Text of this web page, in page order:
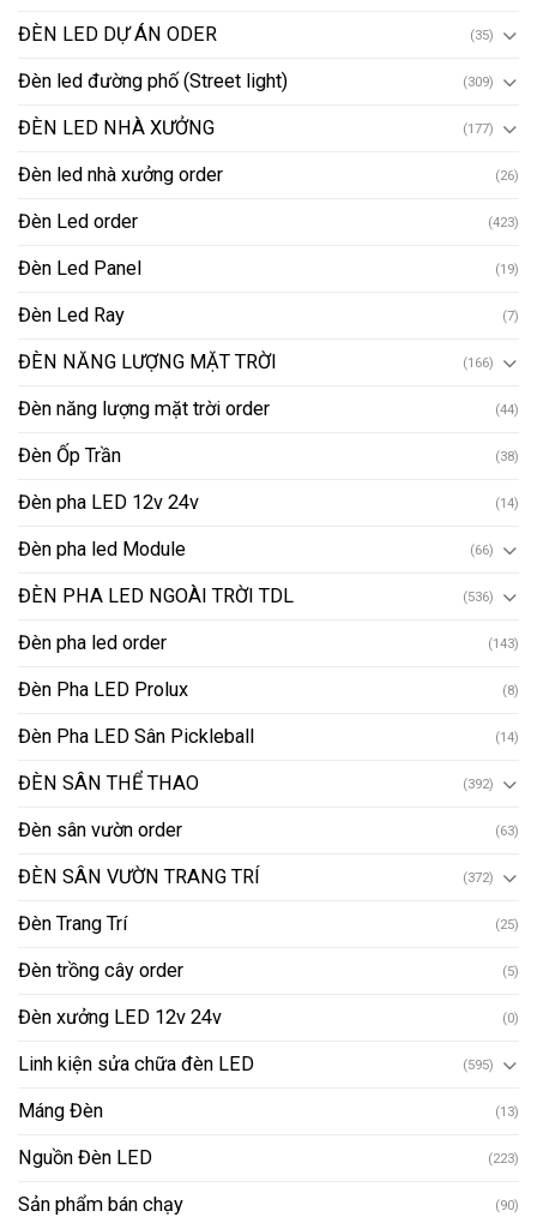
ĐÈN LED DỰ ÁN ODER (35)
Đèn led đường phố (Street light) (309)
ĐÈN LED NHÀ XƯỞNG (177)
Đèn led nhà xưởng order (26)
Đèn Led order (423)
Đèn Led Panel (19)
Đèn Led Ray (7)
ĐÈN NĂNG LƯỢNG MẶT TRỜI (166)
Đèn năng lượng mặt trời order (44)
Đèn Ốp Trần (38)
Đèn pha LED 12v 24v (14)
Đèn pha led Module (66)
ĐÈN PHA LED NGOÀI TRỜI TDL (536)
Đèn pha led order (143)
Đèn Pha LED Prolux (8)
Đèn Pha LED Sân Pickleball (14)
ĐÈN SÂN THỂ THAO (392)
Đèn sân vườn order (63)
ĐÈN SÂN VƯỜN TRANG TRÍ (372)
Đèn Trang Trí (25)
Đèn trồng cây order (5)
Đèn xưởng LED 12v 24v (0)
Linh kiện sửa chữa đèn LED (595)
Máng Đèn (13)
Nguồn Đèn LED (223)
Sản phẩm bán chạy (90)